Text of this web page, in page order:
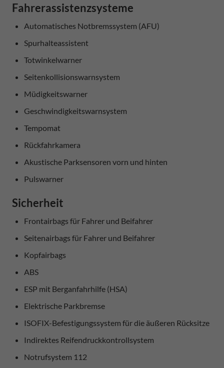
Fahrerassistenzsysteme
Automatisches Notbremssystem (AFU)
Spurhalteassistent
Totwinkelwarner
Seitenkollisionswarnsystem
Müdigkeitswarner
Geschwindigkeitswarnsystem
Tempomat
Rückfahrkamera
Akustische Parksensoren vorn und hinten
Pulswarner
Sicherheit
Frontairbags für Fahrer und Beifahrer
Seitenairbags für Fahrer und Beifahrer
Kopfairbags
ABS
ESP mit Berganfahrhilfe (HSA)
Elektrische Parkbremse
ISOFIX-Befestigungssystem für die äußeren Rücksitze
Indirektes Reifendruckkontrollsystem
Notrufsystem 112